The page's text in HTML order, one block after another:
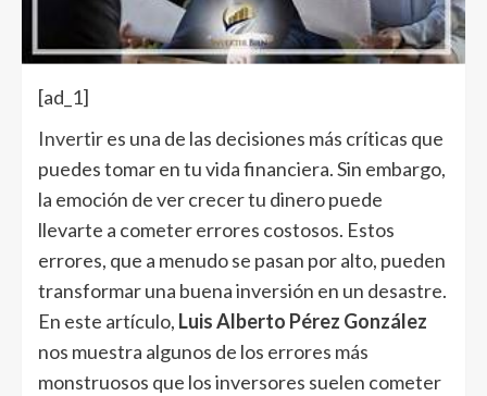
[ad_1]
Invertires una de las decisiones más críticas que
puedes tomar en tu vida financiera. Sin embargo,
la emoción de ver crecer tu dinero puede
llevarte a cometer errores costosos. Estos
errores, que a menudo se pasan por alto, pueden
transformar una buena inversión en un desastre.
En este artículo, Luis Alberto Pérez González
nos muestra algunos de los errores más
monstruosos que los inversores suelen cometer